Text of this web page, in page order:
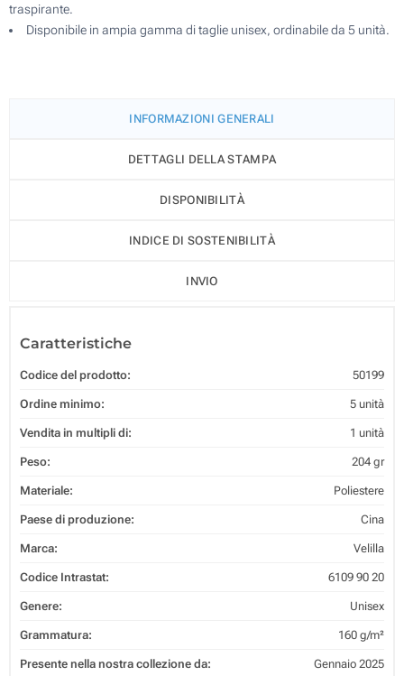
traspirante.
Disponibile in ampia gamma di taglie unisex, ordinabile da 5 unità.
INFORMAZIONI GENERALI
DETTAGLI DELLA STAMPA
DISPONIBILITÀ
INDICE DI SOSTENIBILITÀ
INVIO
Caratteristiche
Codice del prodotto: 50199
Ordine minimo: 5 unità
Vendita in multipli di: 1 unità
Peso: 204 gr
Materiale: Poliestere
Paese di produzione: Cina
Marca: Velilla
Codice Intrastat: 6109 90 20
Genere: Unisex
Grammatura: 160 g/m²
Presente nella nostra collezione da: Gennaio 2025